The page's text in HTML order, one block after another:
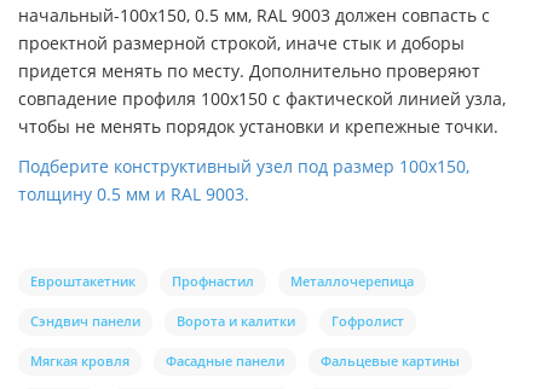
начальный-100х150, 0.5 мм, RAL 9003 должен совпасть с
проектной размерной строкой, иначе стык и доборы
придется менять по месту. Дополнительно проверяют
совпадение профиля 100х150 с фактической линией узла,
чтобы не менять порядок установки и крепежные точки.
Подберите конструктивный узел под размер 100х150,
толщину 0.5 мм и RAL 9003.
Евроштакетник Профнастил Металлочерепица
Сэндвич панели Ворота и калитки Гофролист
Мягкая кровля Фасадные панели Фальцевые картины